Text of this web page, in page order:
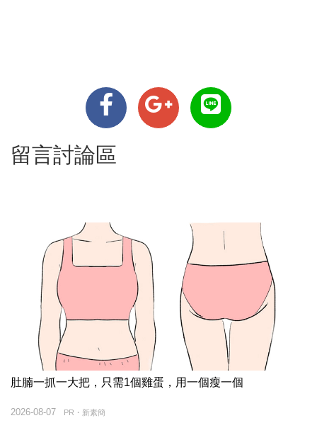
留言討論區
肚腩一抓一大把，只需1個雞蛋，用一個瘦一個
PR・新素簡
2026-08-07